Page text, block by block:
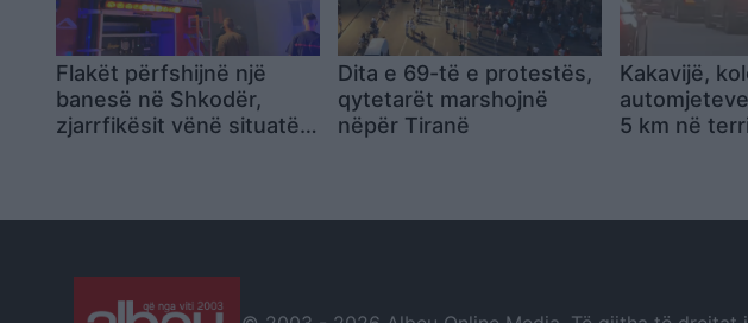
Flakët përfshijnë një
banesë në Shkodër,
zjarrfikësit vënë situatën
Dita e 69-të e protestës,
qytetarët marshojnë
nëpër Tiranë
Kakavijë,
5 km në